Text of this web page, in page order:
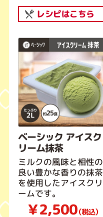
レシピはこちら
ベーシック アイスク
リーム抹茶
ミルクの風味と相性の
良い豊かな香りの抹茶
を使用したアイスクリ
ームです。
￥2,500（税込）